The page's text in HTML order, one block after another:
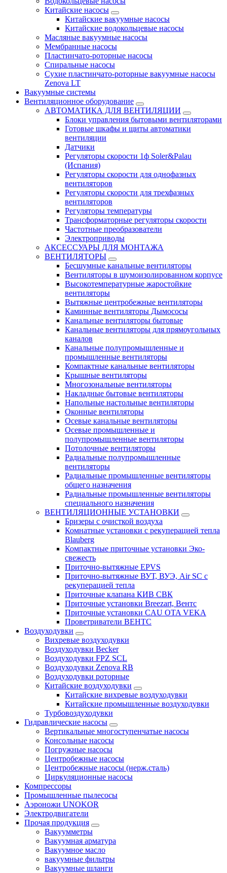
Китайские насосы
Китайские вакуумные насосы
Китайские водокольцевые насосы
Масляные вакуумные насосы
Мембранные насосы
Пластинчато-роторные насосы
Спиральные насосы
Сухие пластинчато-роторные вакуумные насосы
Zenova LT
Вакуумные системы
Вентиляционное оборудование
АВТОМАТИКА ДЛЯ ВЕНТИЛЯЦИИ
Блоки управления бытовыми вентиляторами
Готовые шкафы и щиты автоматики
вентиляции
Датчики
Регуляторы скорости 1ф Soler&Palau
(Испания)
Регуляторы скорости для однофазных
вентиляторов
Регуляторы скорости для трехфазных
вентиляторов
Регуляторы температуры
Трансформаторные регуляторы скорости
Частотные преобразователи
Электроприводы
АКСЕССУАРЫ ДЛЯ МОНТАЖА
ВЕНТИЛЯТОРЫ
Бесшумные канальные вентиляторы
Вентиляторы в шумоизолированном корпусе
Высокотемпературные жаростойкие
вентиляторы
Вытяжные центробежные вентиляторы
Каминные вентиляторы Дымососы
Канальные вентиляторы бытовые
Канальные вентиляторы для прямоугольных
каналов
Канальные полупромышленные и
промышленные вентиляторы
Компактные канальные вентиляторы
Крышные вентиляторы
Многозональные вентиляторы
Накладные бытовые вентиляторы
Напольные настольные вентиляторы
Оконные вентиляторы
Осевые канальные вентиляторы
Осевые промышленные и
полупромышленные вентиляторы
Потолочные вентиляторы
Радиальные полупромышленные
вентиляторы
Радиальные промышленные вентиляторы
общего назначения
Радиальные промышленные вентиляторы
специального назначения
ВЕНТИЛЯЦИОННЫЕ УСТАНОВКИ
Бризеры с очисткой воздуха
Комнатные установки с рекуперацией тепла
Blauberg
Компактные приточные установки Эко-
свежесть
Приточно-вытяжные EPVS
Приточно-вытяжные ВУТ, ВУЭ, Air SC с
рекуперацией тепла
Приточные клапана КИВ СВК
Приточные установки Breezart, Вентс
Приточные установки CAU OTA VEKA
Проветриватели ВЕНТС
Воздуходувки
Вихревые воздуходувки
Воздуходувки Becker
Воздуходувки FPZ SCL
Воздуходувки Zenova RB
Воздуходувки роторные
Китайские воздуходувки
Китайские вихревые воздуходувки
Китайские промышленные воздуходувки
Турбовоздуходувки
Гидравлические насосы
Вертикальные многоступенчатые насосы
Консольные насосы
Погружные насосы
Центробежные насосы
Центробежные насосы (нерж.сталь)
Циркуляционные насосы
Компрессоры
Промышленные пылесосы
Аэроножи UNOKOR
Электродвигатели
Прочая продукция
Вакуумметры
Вакуумная арматура
Вакуумное масло
вакуумные фильтры
Вакуумные шланги